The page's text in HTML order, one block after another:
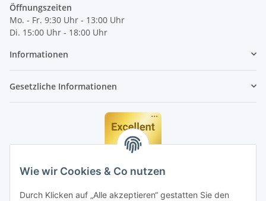
Wie wir Cookies & Co nutzen
Durch Klicken auf „Alle akzeptieren“ gestatten Sie den
Öffnungszeiten
Mo. - Fr. 9:30 Uhr - 13:00 Uhr
Di. 15:00 Uhr - 18:00 Uhr
Informationen
Gesetzliche Informationen